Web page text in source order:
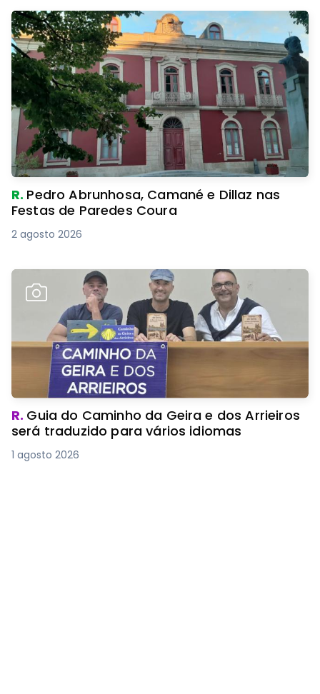
R. Pedro Abrunhosa, Camané e Dillaz nas
Festas de Paredes Coura
2 agosto 2026
R. Guia do Caminho da Geira e dos Arrieiros
será traduzido para vários idiomas
1 agosto 2026